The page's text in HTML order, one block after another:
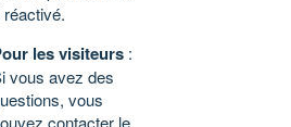
les visiteurs :
vous avez des
vous
contacter le